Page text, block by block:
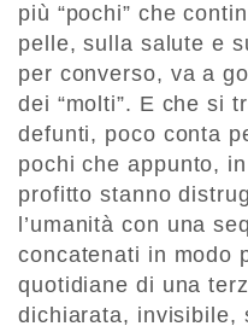
più “pochi” che
pelle, sulla salute e
per converso, va a
dei “molti”. E che si
defunti, poco conta
pochi che appunto,
profitto stanno
l’umanità con una
concatenati in modo
quotidiane di una
dichiarata, invisibile,